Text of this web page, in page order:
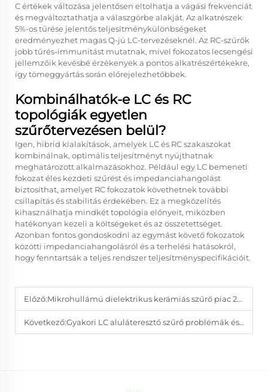
C értékek változása jelentősen eltolhatja a vágási frekvenciát
és megváltoztathatja a válaszgörbe alakját. Az alkatrészek
5%-os tűrése jelentős teljesítménykülönbségeket
eredményezhet magas Q-jú LC-tervezéseknél. Az RC-szűrők
jobb tűrés-immunitást mutatnak, mivel fokozatos lecsengési
jellemzőik kevésbé érzékenyek a pontos alkatrészértékekre,
így tömeggyártás során előrejelezhetőbbek.
Kombinálhatók-e LC és RC
topológiák egyetlen
szűrőtervezésen belül?
Igen, hibrid kialakítások, amelyek LC és RC szakaszokat
kombinálnak, optimális teljesítményt nyújthatnak
meghatározott alkalmazásokhoz. Például egy LC bemeneti
fokozat éles kezdeti szűrést és impedanciahangolást
biztosíthat, amelyet RC fokozatok követhetnek további
csillapítás és stabilitás érdekében. Ez a megközelítés
kihasználhatja mindkét topológia előnyeit, miközben
hatékonyan kezeli a költségeket és az összetettséget.
Azonban fontos gondoskodni az egymást követő fokozatok
közötti impedanciahangolásról és a terhelési hatásokról,
hogy fenntartsák a teljes rendszer teljesítményspecifikációit.
Előző:Mikrohullámú dielektrikus kerámiás szűrő piac 2025
Következő:Gyakori LC aluláteresztő szűrő problémák és megoldások